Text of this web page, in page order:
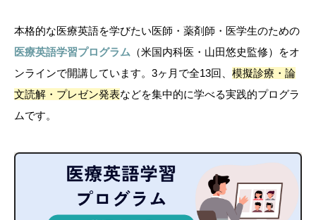
本格的な医療英語を学びたい医師・薬剤師・医学生のための
医療英語学習プログラム （米国内科医・山田悠史監修）をオ
ンラインで開講しています。3ヶ月で全13回、 模擬診療・論
文読解・プレゼン発表などを集中的に学べる実践的プログラ
ムです。